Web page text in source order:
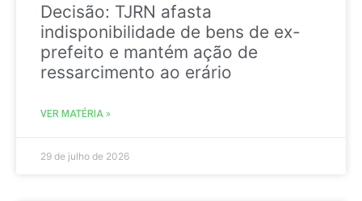
Decisão: TJRN afasta
indisponibilidade de bens de ex-
prefeito e mantém ação de
ressarcimento ao erário
VER MATÉRIA »
29 de julho de 2026